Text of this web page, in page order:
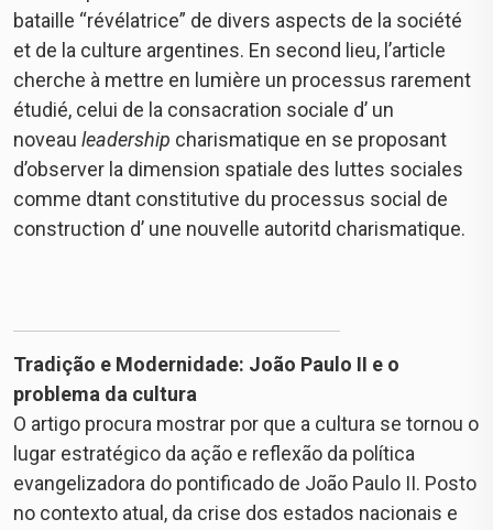
bataille “révélatrice” de divers aspects de la société
et de la culture argentines. En second lieu, l’article
cherche à mettre en lumière un processus rarement
étudié, celui de la consacration sociale d’ un
noveau leadership charismatique en se proposant
d’observer la dimension spatiale des luttes sociales
comme dtant constitutive du processus social de
construction d’ une nouvelle autoritd charismatique.
Tradição e Modernidade: João Paulo II e o
problema da cultura
O artigo procura mostrar por que a cultura se tornou o
lugar estratégico da ação e reflexão da política
evangelizadora do pontificado de João Paulo II. Posto
no contexto atual, da crise dos estados nacionais e